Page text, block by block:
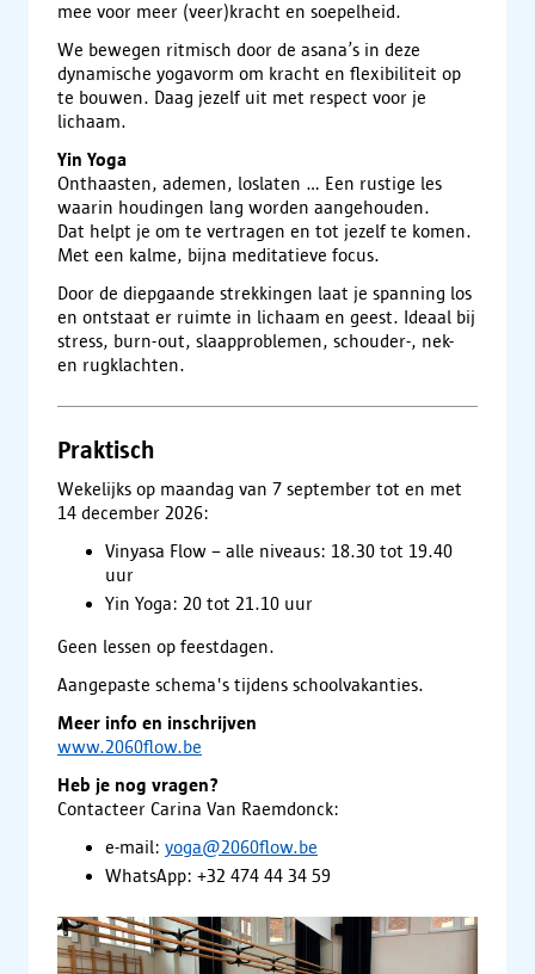
mee voor meer (veer)kracht en soepelheid.
We bewegen ritmisch door de asana’s in deze
dynamische yogavorm om kracht en flexibiliteit op
te bouwen. Daag jezelf uit met respect voor je
lichaam.
Yin Yoga
Onthaasten, ademen, loslaten … Een rustige les
waarin houdingen lang worden aangehouden.
Dat helpt je om te vertragen en tot jezelf te komen.
Met een kalme, bijna meditatieve focus.
Door de diepgaande strekkingen laat je spanning los
en ontstaat er ruimte in lichaam en geest. Ideaal bij
stress, burn-out, slaapproblemen, schouder-, nek-
en rugklachten.
Praktisch
Wekelijks op maandag van 7 september tot en met
14 december 2026:
Vinyasa Flow – alle niveaus: 18.30 tot 19.40
uur
Yin Yoga: 20 tot 21.10 uur
Geen lessen op feestdagen.
Aangepaste schema's tijdens schoolvakanties.
Meer info en inschrijven
www.2060flow.be
Heb je nog vragen?
Contacteer Carina Van Raemdonck:
e-mail: yoga@2060flow.be
WhatsApp: +32 474 44 34 59